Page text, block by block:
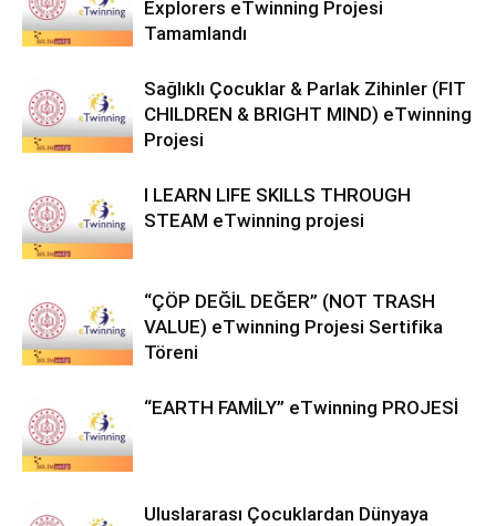
Explorers eTwinning Projesi
Tamamlandı
Sağlıklı Çocuklar & Parlak Zihinler (FIT
CHILDREN & BRIGHT MIND) eTwinning
Projesi
I LEARN LIFE SKILLS THROUGH
STEAM eTwinning projesi
“ÇÖP DEĞİL DEĞER” (NOT TRASH
VALUE) eTwinning Projesi Sertifika
Töreni
“EARTH FAMİLY” eTwinning PROJESİ
Uluslararası Çocuklardan Dünyaya